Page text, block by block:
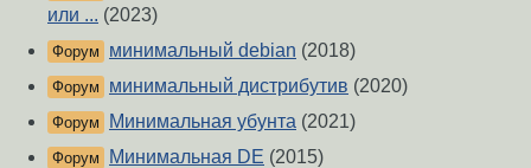
или ... (2023)
Форум минимальный debian (2018)
Форум минимальный дистрибутив (2020)
Форум Минимальная убунта (2021)
Форум Минимальная DE (2015)